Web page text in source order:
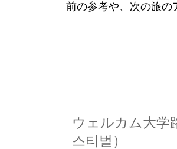
前の参考や、次の旅の
ウェルカム大学
스티벌）